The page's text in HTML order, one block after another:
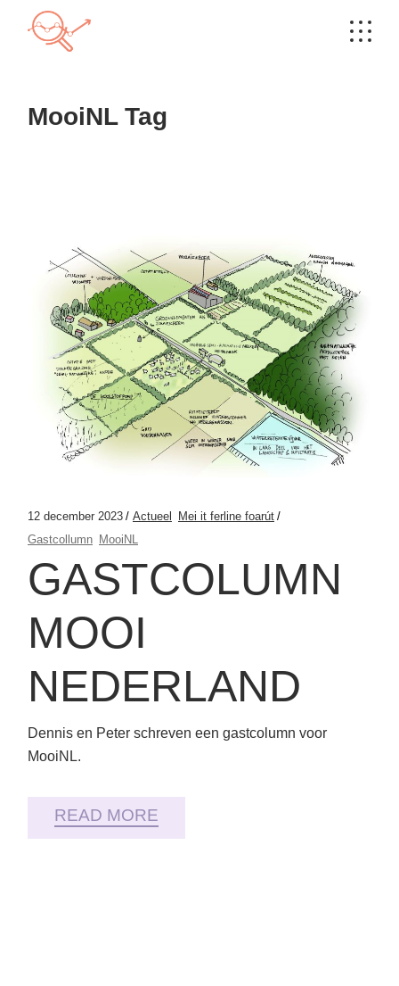
MooiNL Tag
12 december 2023 Actueel Mei it ferline foarút
Gastcollumn MooiNL
GASTCOLUMN
MOOI
NEDERLAND
Dennis en Peter schreven een gastcolumn voor
MooiNL.
READ MORE